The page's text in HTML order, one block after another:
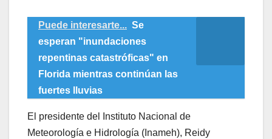
Puede interesarte... Se
esperan "inundaciones
repentinas catastróficas" en
Florida mientras continúan las
fuertes lluvias
El presidente del Instituto Nacional de
Meteorología e Hidrología (Inameh), Reidy